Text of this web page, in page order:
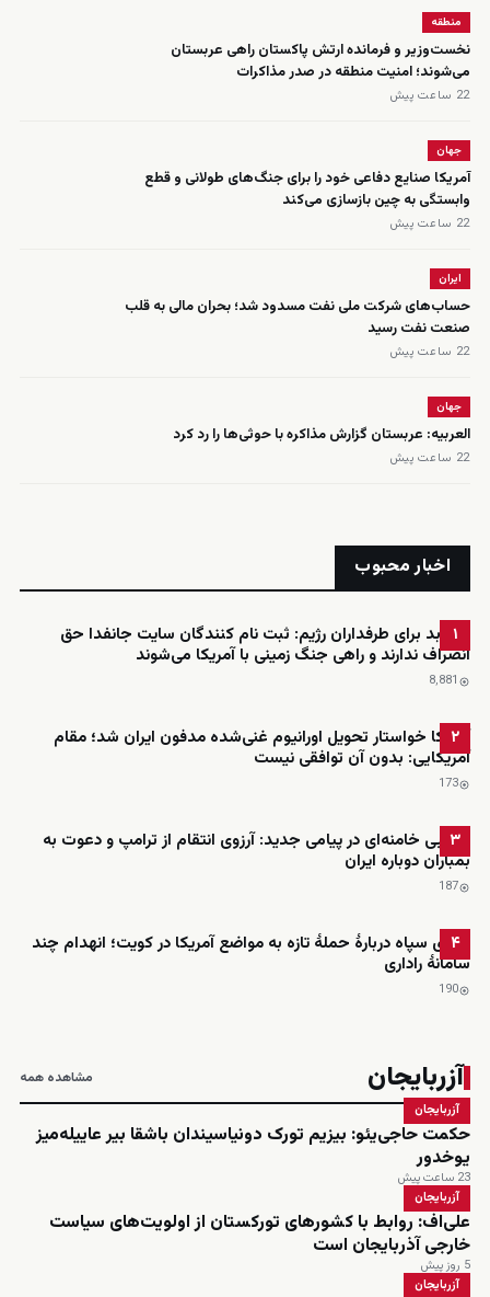
منطقه
نخست‌وزیر و فرمانده ارتش پاکستان راهی عربستان
می‌شوند؛ امنیت منطقه در صدر مذاکرات
22 ساعت پیش
جهان
آمریکا صنایع دفاعی خود را برای جنگ‌های طولانی و قطع
وابستگی به چین بازسازی می‌کند
22 ساعت پیش
ایران
حساب‌های شرکت ملی نفت مسدود شد؛ بحران مالی به قلب
صنعت نفت رسید
22 ساعت پیش
جهان
العربیه: عربستان گزارش مذاکره با حوثی‌ها را رد کرد
22 ساعت پیش
اخبار محبوب
۱
خبر بد برای طرفداران رژیم: ثبت نام کنندگان سایت جانفدا حق
انصراف ندارند و راهی جنگ زمینی با آمریکا می‌شوند
8٬881
۲
آمریکا خواستار تحویل اورانیوم غنی‌شده مدفون ایران شد؛ مقام
آمریکایی: بدون آن توافقی نیست
173
۳
مجتبی خامنه‌ای در پیامی جدید: آرزوی انتقام از ترامپ و دعوت به
بمباران دوباره ایران
187
۴
ادعای سپاه دربارهٔ حملهٔ تازه به مواضع آمریکا در کویت؛ انهدام چند
سامانهٔ راداری
190
آزربایجان مشاهده همه
آزربایجان
حکمت حاجی‌یئو: بیزیم تورک دونیاسیندان باشقا بیر عاییله‌میز
یوخدور
23 ساعت پیش
آزربایجان
علی‌اف: روابط با کشورهای تورکستان از اولویت‌های سیاست
خارجی آذربایجان است
5 روز پیش
آزربایجان